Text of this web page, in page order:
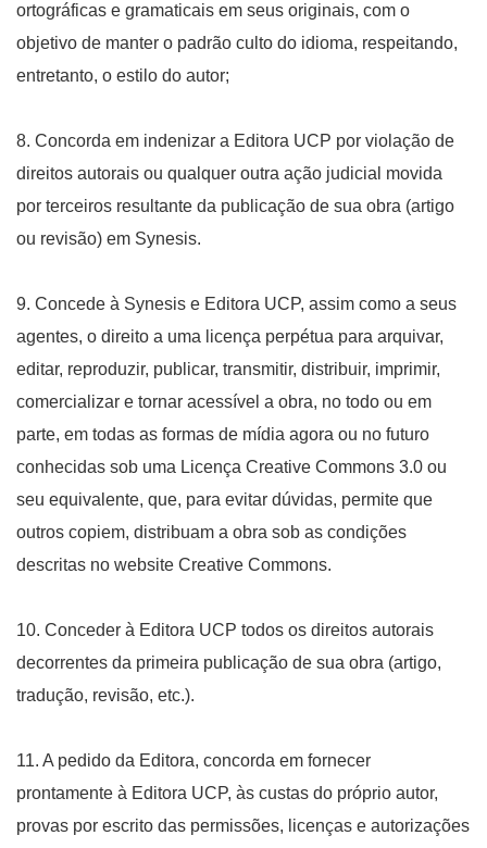
ortográficas e gramaticais em seus originais, com o
objetivo de manter o padrão culto do idioma, respeitando,
entretanto, o estilo do autor;
8. Concorda em indenizar a Editora UCP por violação de
direitos autorais ou qualquer outra ação judicial movida
por terceiros resultante da publicação de sua obra (artigo
ou revisão) em Synesis.
9. Concede à Synesis e Editora UCP, assim como a seus
agentes, o direito a uma licença perpétua para arquivar,
editar, reproduzir, publicar, transmitir, distribuir, imprimir,
comercializar e tornar acessível a obra, no todo ou em
parte, em todas as formas de mídia agora ou no futuro
conhecidas sob uma Licença Creative Commons 3.0 ou
seu equivalente, que, para evitar dúvidas, permite que
outros copiem, distribuam a obra sob as condições
descritas no website Creative Commons.
10. Conceder à Editora UCP todos os direitos autorais
decorrentes da primeira publicação de sua obra (artigo,
tradução, revisão, etc.).
11. A pedido da Editora, concorda em fornecer
prontamente à Editora UCP, às custas do próprio autor,
provas por escrito das permissões, licenças e autorizações